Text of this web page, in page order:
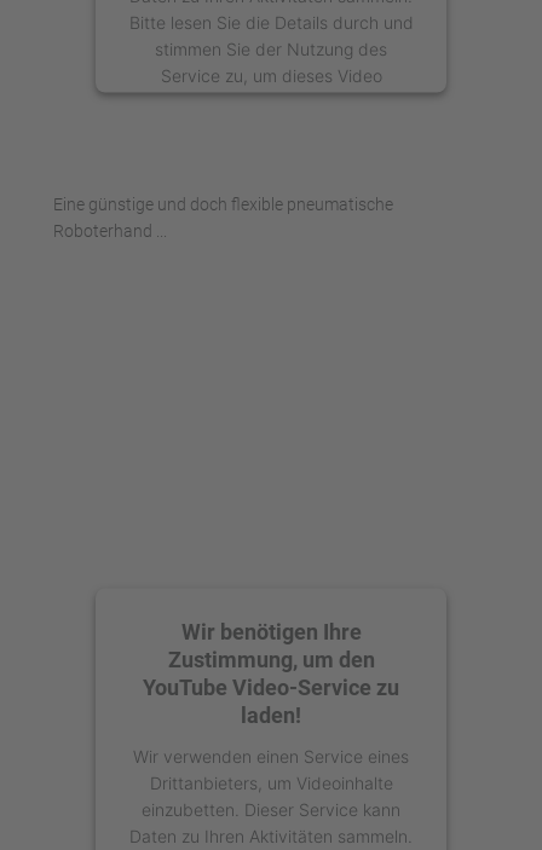
Bitte lesen Sie die Details durch und
stimmen Sie der Nutzung des
Service zu, um dieses Video
anzusehen.
Eine günstige und doch flexible pneumatische
Roboterhand ...
Wir benötigen Ihre
Zustimmung, um den
YouTube Video-Service zu
laden!
Wir verwenden einen Service eines
Drittanbieters, um Videoinhalte
einzubetten. Dieser Service kann
Daten zu Ihren Aktivitäten sammeln.